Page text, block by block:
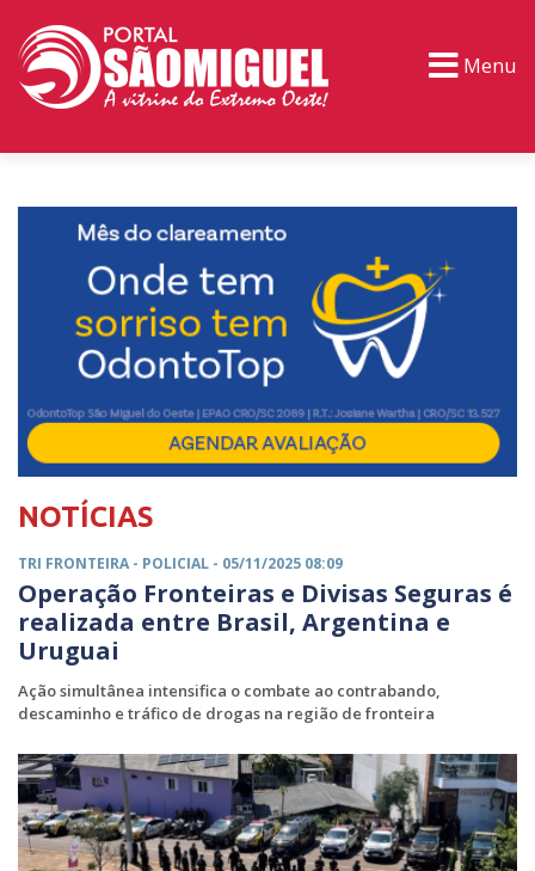
Menu
NOTÍCIAS
TRI FRONTEIRA - POLICIAL - 05/11/2025 08:09
Operação Fronteiras e Divisas Seguras é
realizada entre Brasil, Argentina e
Uruguai
Ação simultânea intensifica o combate ao contrabando,
descaminho e tráfico de drogas na região de fronteira